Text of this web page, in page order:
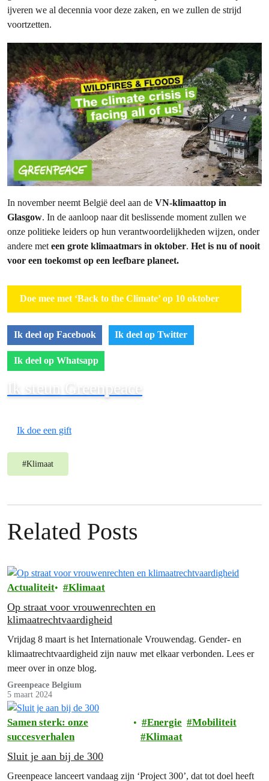
ijveren we al decennia voor deze zaken, en we zullen de strijd
voortzetten.
In november neemt België deel aan de VN-klimaattop in
Glasgow. In de aanloop naar dit beslissende moment zullen we
onze politieke leiders op hun verantwoordelijkheden wijzen, onder
andere meteen grote klimaatmars in oktober. Het is nu of nooit
voor een toekomst op een leefbare planeet.
Doe mee met ‘Back to the Climate’ op 10 oktober
Ik deel op Facebook Ik deel op Twitter
Ik deel op Whatsapp
Ik steun Greenpeace
Ik doe een gift
#Klimaat
Related Posts
Actualiteit Klimaat
Op straat voor vrouwenrechten en
klimaatrechtvaardigheid
Vrijdag 8 maart is het Internationale Vrouwendag. Gender- en
klimaatrechtvaardigheid zijn nauw met elkaar verbonden. Lees er
meer over in onze blog.
Greenpeace Belgium
5 maart 2024
Samen sterk: onze
succesverhalen
Energie
Mobiliteit
Klimaat
Sluit je aan bij de 300
Greenpeace lanceert vandaag zijn ‘Project 300’, dat tot doel heeft